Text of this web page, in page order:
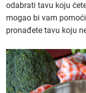
odabrati tavu koju
mogao bi vam
pronađete tavu koju